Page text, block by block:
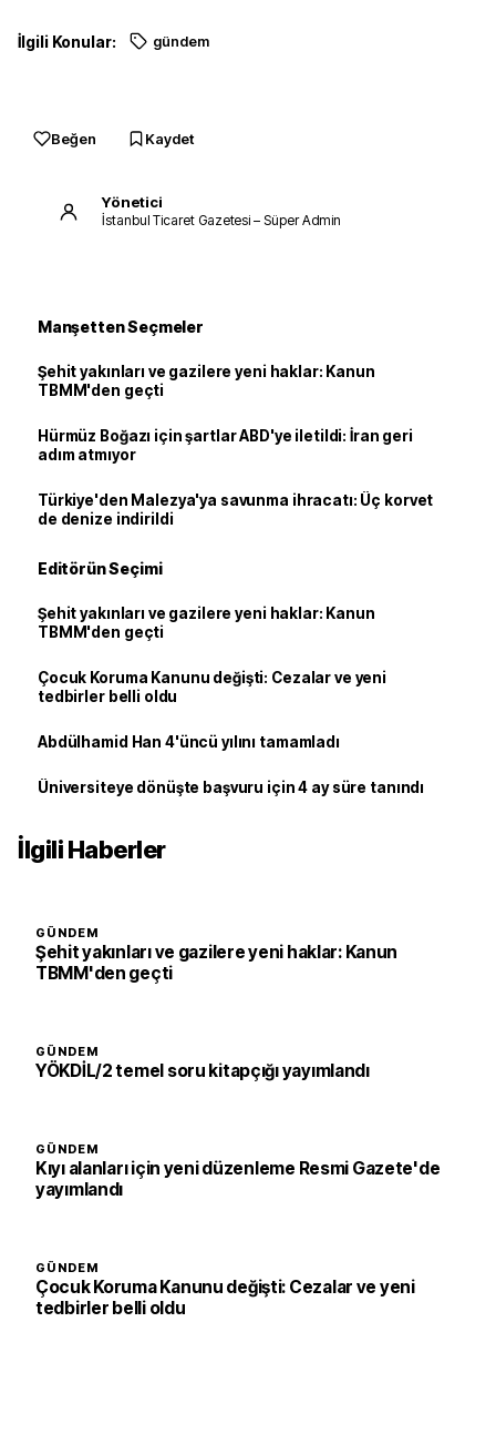
İlgili Konular: gündem
Beğen Kaydet
Yönetici
İstanbul Ticaret Gazetesi – Süper Admin
Manşetten Seçmeler
Şehit yakınları ve gazilere yeni haklar: Kanun
TBMM'den geçti
Hürmüz Boğazı için şartlar ABD'ye iletildi: İran geri
adım atmıyor
Türkiye'den Malezya'ya savunma ihracatı: Üç korvet
de denize indirildi
Editörün Seçimi
Şehit yakınları ve gazilere yeni haklar: Kanun
TBMM'den geçti
Çocuk Koruma Kanunu değişti: Cezalar ve yeni
tedbirler belli oldu
Abdülhamid Han 4'üncü yılını tamamladı
Üniversiteye dönüşte başvuru için 4 ay süre tanındı
İlgili Haberler
GÜNDEM
Şehit yakınları ve gazilere yeni haklar: Kanun
TBMM'den geçti
GÜNDEM
YÖKDİL/2 temel soru kitapçığı yayımlandı
GÜNDEM
Kıyı alanları için yeni düzenleme Resmi Gazete'de
yayımlandı
GÜNDEM
Çocuk Koruma Kanunu değişti: Cezalar ve yeni
tedbirler belli oldu